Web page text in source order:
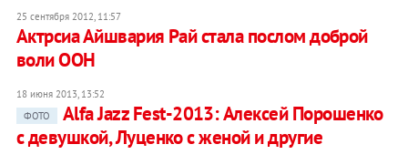
25 сентября 2012, 11:57
Актрсиа Айшвария Рай стала послом доброй
воли ООН
18 июня 2013, 13:52
ФОТО
Alfa Jazz Fest-2013: Алексей Порошенко
с девушкой, Луценко с женой и другие